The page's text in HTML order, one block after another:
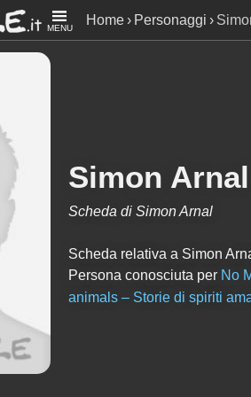
MENU
Home Personaggi
Simon Arnal
Scheda di Simon Arnal
Scheda relativa a Simon
Persona conosciuta per No
animals – Storie di spiriti